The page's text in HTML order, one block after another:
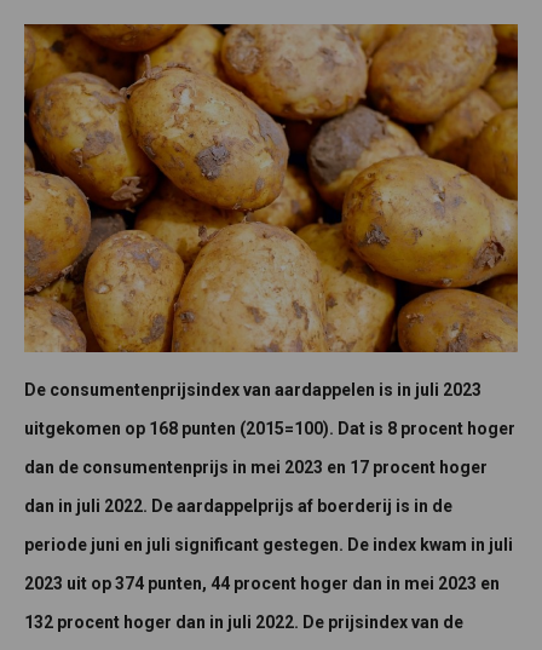
De consumentenprijsindex van aardappelen is in juli 2023
uitgekomen op 168 punten (2015=100). Dat is 8 procent hoger
dan de consumentenprijs in mei 2023 en 17 procent hoger
dan in juli 2022. De aardappelprijs af boerderij is in de
periode juni en juli significant gestegen. De index kwam in juli
2023 uit op 374 punten, 44 procent hoger dan in mei 2023 en
132 procent hoger dan in juli 2022. De prijsindex van de